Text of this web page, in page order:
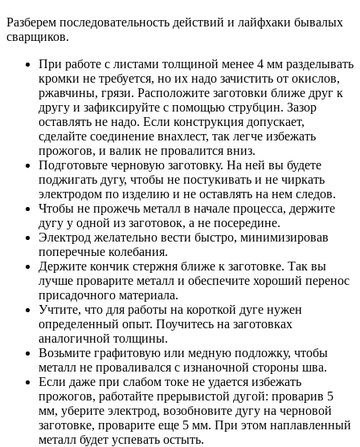
Разберем последовательность действий и лайфхаки бывалых
сварщиков.
При работе с листами толщиной менее 4 мм разделывать
кромки не требуется, но их надо зачистить от окислов,
ржавчины, грязи. Расположите заготовки ближе друг к
другу и зафиксируйте с помощью струбцин. Зазор
оставлять не надо. Если конструкция допускает,
сделайте соединение внахлест, так легче избежать
прожогов, и валик не провалится вниз.
Подготовьте черновую заготовку. На ней вы будете
поджигать дугу, чтобы не постукивать и не чиркать
электродом по изделию и не оставлять на нем следов.
Чтобы не прожечь металл в начале процесса, держите
дугу у одной из заготовок, а не посередине.
Электрод желательно вести быстро, минимизировав
поперечные колебания.
Держите кончик стержня ближе к заготовке. Так вы
лучше проварите металл и обеспечите хороший перенос
присадочного материала.
Учтите, что для работы на короткой дуге нужен
определенный опыт. Поучитесь на заготовках
аналогичной толщины.
Возьмите графитовую или медную подложку, чтобы
металл не проваливался с изнаночной стороны шва.
Если даже при слабом токе не удается избежать
прожогов, работайте прерывистой дугой: проварив 5
мм, уберите электрод, возобновите дугу на черновой
заготовке, проварите еще 5 мм. При этом наплавленный
металл будет успевать остыть.